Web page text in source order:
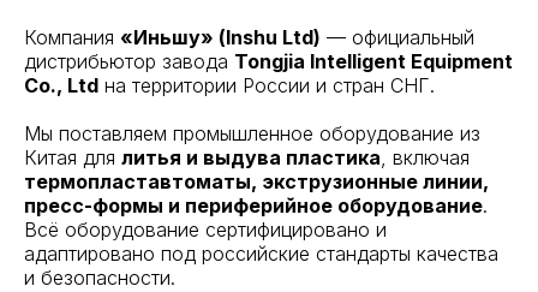
Компания «Иньшу» (Inshu Ltd) — официальный
дистрибьютор завода Tongjia Intelligent Equipment
Co., Ltd на территории России и стран СНГ.
Мы поставляем промышленное оборудование из
Китая для литья и выдува пластика, включая
термопластавтоматы, экструзионные линии,
пресс-формы и периферийное оборудование.
Всё оборудование сертифицировано и
адаптировано под российские стандарты качества
и безопасности.